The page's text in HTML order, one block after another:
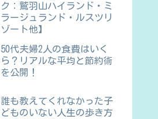
ク：鷲羽山ハイランド・ミ
ラージュランド・ルスツリ
ゾート他】
50代夫婦2人の食費はいく
ら？リアルな平均と節約術
を公開！
誰も教えてくれなかった子
どものいない人生の歩き方